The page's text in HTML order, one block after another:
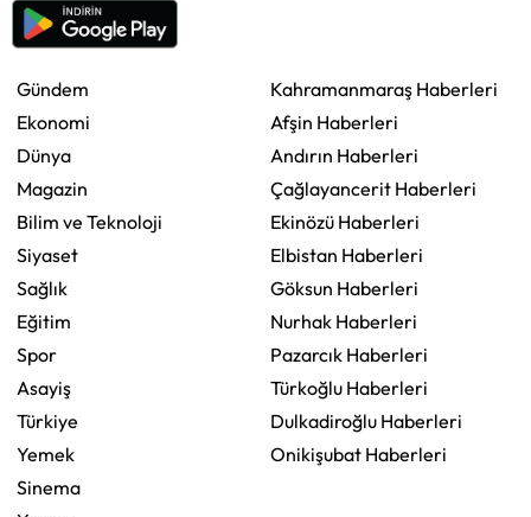
Gündem
Ekonomi
Dünya
Magazin
Bilim ve Teknoloji
Siyaset
Sağlık
Eğitim
Spor
Asayiş
Türkiye
Yemek
Sinema
Kahramanmaraş Haberleri
Afşin Haberleri
Andırın Haberleri
Çağlayancerit Haberleri
Ekinözü Haberleri
Elbistan Haberleri
Göksun Haberleri
Nurhak Haberleri
Pazarcık Haberleri
Türkoğlu Haberleri
Dulkadiroğlu Haberleri
Onikişubat Haberleri